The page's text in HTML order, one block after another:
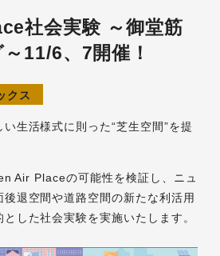
社会実験 ～御堂筋
11/6、7開催！
クス
生活様式に則った“芝生空間”を提
Air Placeの可能性を検証し、ニュ
退空間や道路空間の新たな利活用
した社会実験を実施いたします。